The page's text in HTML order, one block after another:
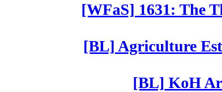
[WFaS] 1631: The
[BL] Agriculture
[BL] KoH